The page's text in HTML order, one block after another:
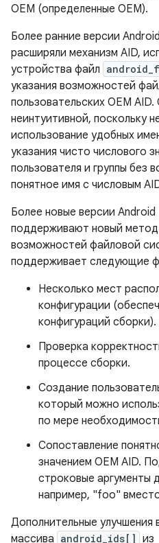
OEM (определенные OEM).
Более ранние версии
расширяли механизм AID,
устройства файл
указания возможностей
пользовательских OEM
неинтуитивной, поскольку
использование удобных
указания чисто числового
пользователя и группы без
понятное имя с числовым
Более новые версии
поддерживают новый
возможностей файловой
поддерживает следующие
Несколько мест
конфигурации
конфигураций сборки).
Проверка
процессе сборки.
Создание
который можно
по мере
Сопоставление
значением OEM AID.
строковые аргументы
например, "foo"
Дополнительные улучшения
массива android_ids[] из